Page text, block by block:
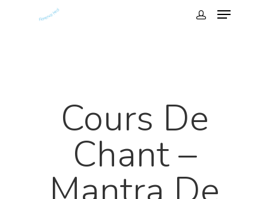
Cours De
Chant –